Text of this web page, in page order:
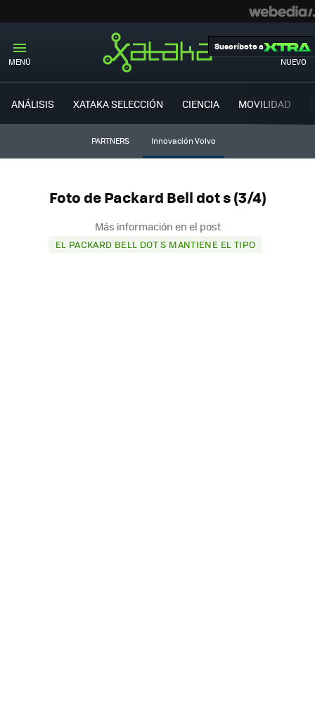
MENÚ NUEVO
Suscríbete a
ANÁLISIS XATAKA SELECCIÓN CIENCIA MOVILIDAD
PARTNERS Innovación Volvo
Foto de Packard Bell dot s (3/4)
Más información en el post
EL PACKARD BELL DOT S MANTIENE EL TIPO